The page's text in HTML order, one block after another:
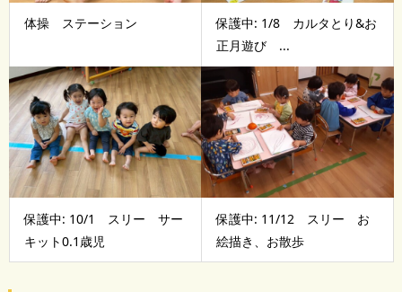
体操 ステーション
保護中: 1/8 カルタとり&お
正月遊び ...
保護中: 10/1 スリー サー
キット0.1歳児
保護中: 11/12 スリー お
絵描き、お散歩